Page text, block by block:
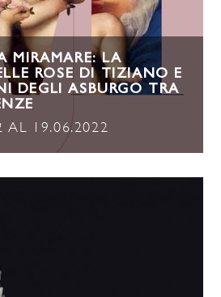
MIRAMARE: LA
ROSE DI TIZIANO E
DEGLI ASBURGO TRA
AL 19.06.2022